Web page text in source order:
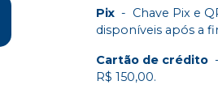
Pix - Chave Pix e
disponíveis após a
Cartão de crédito -
R$ 150,00.